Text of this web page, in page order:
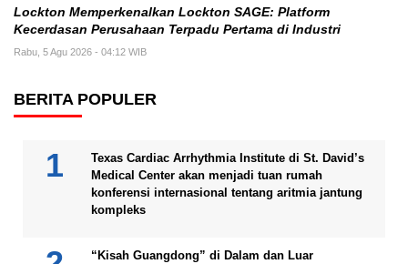
Lockton Memperkenalkan Lockton SAGE: Platform
Kecerdasan Perusahaan Terpadu Pertama di Industri
Rabu, 5 Agu 2026 - 04:12 WIB
BERITA POPULER
Texas Cardiac Arrhythmia Institute di St. David’s
Medical Center akan menjadi tuan rumah
konferensi internasional tentang aritmia jantung
kompleks
“Kisah Guangdong” di Dalam dan Luar